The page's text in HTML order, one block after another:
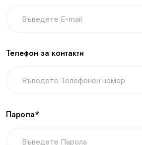
Телефон за контакти
Парола*